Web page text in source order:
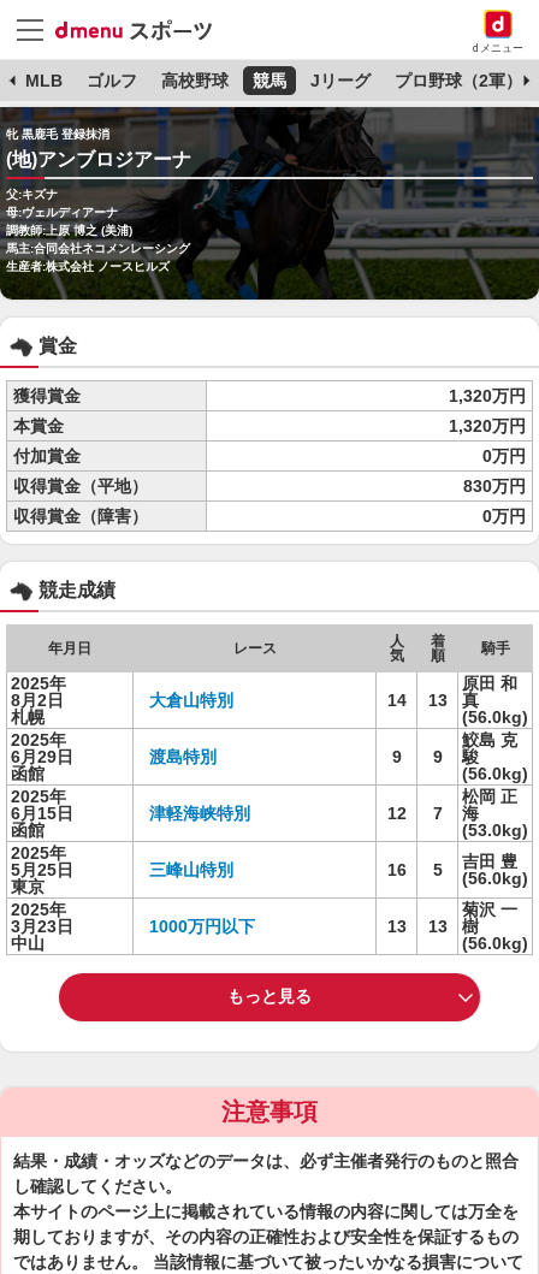
dメニュー
MLB ゴルフ 高校野球 競馬 Jリーグ プロ野球（2軍）
牝 黒鹿毛 登録抹消
(地)アンブロジアーナ
父:キズナ
母:ヴェルディアーナ
調教師:上原 博之 (美浦)
馬主:合同会社ネコメンレーシング
生産者:株式会社 ノースヒルズ
賞金
獲得賞金
1,320万円
本賞金
1,320万円
付加賞金
0万円
収得賞金（平地）
830万円
収得賞金（障害）
0万円
競走成績
年月日 レース
人
気
着
順
騎手
2025年
8月2日
札幌
大倉山特別 14 13
原田 和
真
(56.0kg)
2025年
6月29日
函館
渡島特別 9 9
鮫島 克
駿
(56.0kg)
2025年
6月15日
函館
津軽海峡特別 12 7
松岡 正
海
(53.0kg)
2025年
5月25日
東京
三峰山特別 16 5
吉田 豊
(56.0kg)
2025年
3月23日
中山
1000万円以下 13 13
菊沢 一
樹
(56.0kg)
もっと見る
注意事項
結果・成績・オッズなどのデータは、必ず主催者発行のものと照合
し確認してください。
本サイトのページ上に掲載されている情報の内容に関しては万全を
期しておりますが、その内容の正確性および安全性を保証するもの
ではありません。 当該情報に基づいて被ったいかなる損害について